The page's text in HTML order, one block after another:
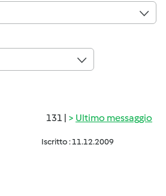
131 | Ultimo messaggio
Iscritto : 11.12.2009